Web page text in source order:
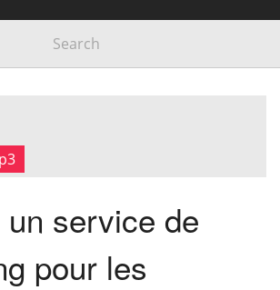
un service de
pour les